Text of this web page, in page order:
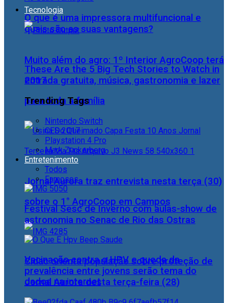
Tecnologia
Muito além do agro: 1º Interior AgroCoop terá
entrada gratuita, música, gastronomia e lazer
para toda a família
Jornal Aurora traz entrevista nesta terça (30)
sobre o 1° AgroCoop em Campos
Cidac orienta população sobre proteção de
dados na internet
O que é uma impressora multifuncional e
quais são as suas vantagens?
These Are the 5 Big Tech Stories to Watch in
2017
Trending Tags
Nintendo Switch
CES 2017
Playstation 4 Pro
Mark Zuckerberg
Entretenimento
Todos
Famosos
Festival Sesc de Inverno com aulas-show de
astronomia no Senac de Rio das Ostras
Vacinação contra o HPV e queda da
prevalência entre jovens serão tema do
Jornal Aurora desta terça-feira (28)